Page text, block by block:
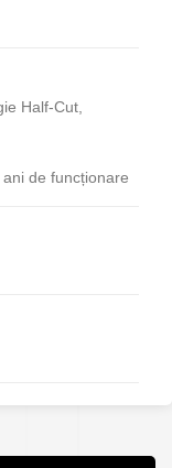
Half-Cut,
de funcționare